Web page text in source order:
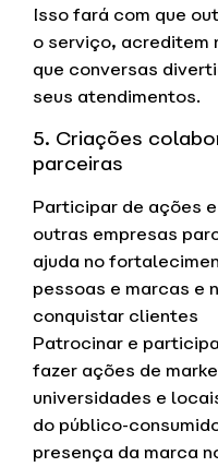
Isso fará com que
o serviço, acreditem
que conversas
seus atendimentos.
5. Criações
parceiras
Participar de ações
outras empresas
ajuda no
pessoas e marcas e
conquistar clientes
Patrocinar e
fazer ações de
universidades e
do público-
presença da marca